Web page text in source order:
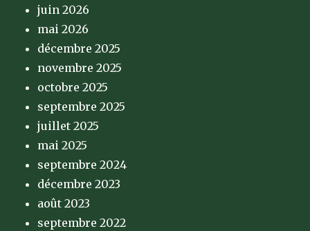
juin 2026
mai 2026
décembre 2025
novembre 2025
octobre 2025
septembre 2025
juillet 2025
mai 2025
septembre 2024
décembre 2023
août 2023
septembre 2022